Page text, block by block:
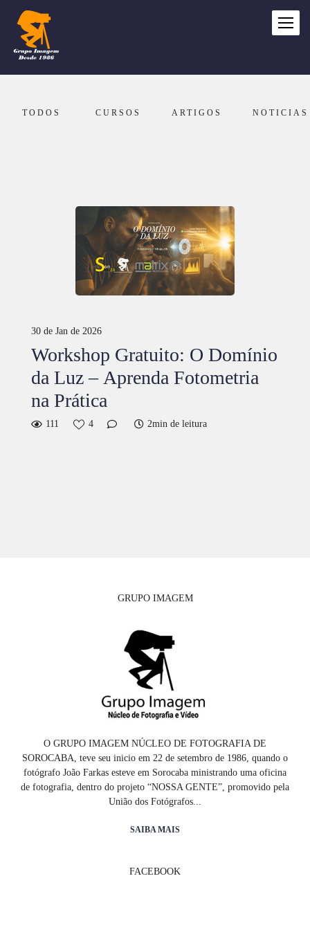
TODOS CURSOS ARTIGOS NOTICIAS
30 de Jan de 2026
Workshop Gratuito: O Domínio
da Luz – Aprenda Fotometria
na Prática
111 4 2min de leitura
GRUPO IMAGEM
O GRUPO IMAGEM NÚCLEO DE FOTOGRAFIA DE
SOROCABA, teve seu inicio em 22 de setembro de 1986, quando o
fotógrafo João Farkas esteve em Sorocaba ministrando uma oficina
de fotografia, dentro do projeto “NOSSA GENTE”, promovido pela
União dos Fotógrafos...
SAIBA MAIS
FACEBOOK